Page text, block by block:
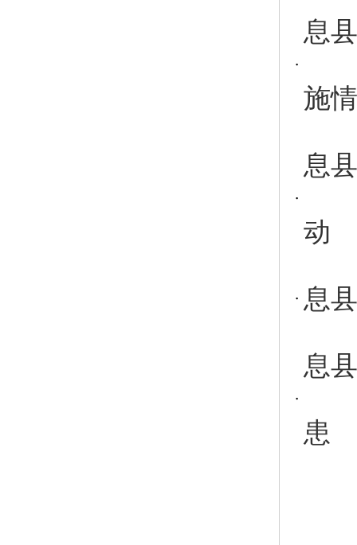
息
施
息
动
息
息
患